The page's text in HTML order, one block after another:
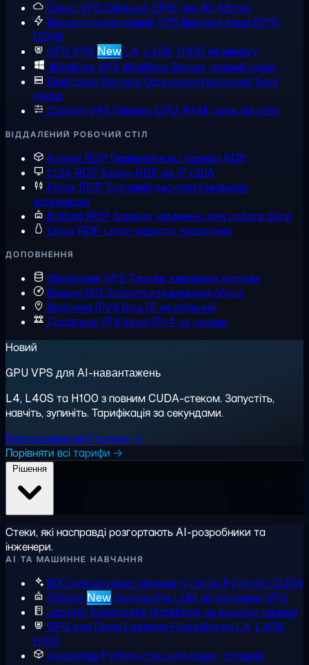
Cloud VPS Спільний EPYC, від $2,48/міс
Високопродуктивний VPS Виділені ядра EPYC,
DDR5
GPU VPS New L4, L40S, H100 на вимогу
Windows VPS Windows Server, повний адмін
Dedicated Servers Однокористувацький bare
metal
Custom VPS Оберіть CPU, RAM, диск під себе
ВІДДАЛЕНИЙ РОБОЧИЙ СТІЛ
Купити RDP Порівняйте всі тарифи RDP
США RDP Адмін-RDP на IP США
Forex RDP Торговий десктоп з низькою
затримкою
Botting RDP Завжди увімкнено для роботи ботів
Linux RDP Linux-десктоп, віддалено
ДОПОВНЕННЯ
Зберігання VPS Тарифи з великим диском
Власне ISO Завантажте власний образ
Виділена IPv4 Ваш IP, не спільний
Додаткові IP Кілька IPv4 на сервер
Новий
GPU VPS для AI-навантажень
L4, L40S та H100 з повним CUDA-стеком. Запустіть,
навчіть, зупиніть. Тарифікація за секундами.
Безкоштовно на 1 годину →
Порівняти всі тарифи →
Стеки, які насправді розгортають AI-розробники та
інженери.
AI ТА МАШИННЕ НАВЧАННЯ
ВПС для штучного інтелектуГотові PyTorch і CUDA
Ollama NewЗапускайте LLM на власному VPS
Jupyter Notebooks Notebook на вашому сервері
GPU для Deep Learning Навчайте на L4, L40S,
H100
Anaconda Python-стек для даних, готовий